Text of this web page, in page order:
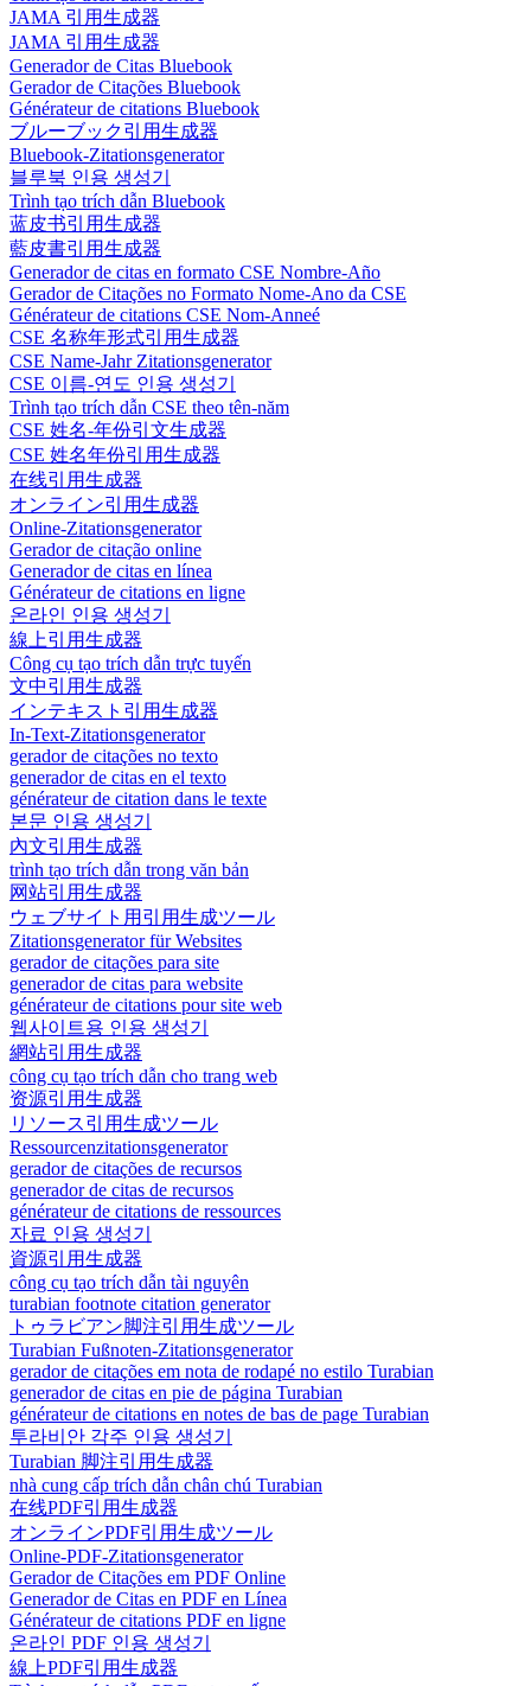
JAMA 引用生成器
JAMA 引用生成器
Generador de Citas Bluebook
Gerador de Citações Bluebook
Générateur de citations Bluebook
ブルーブック引用生成器
Bluebook-Zitationsgenerator
블루북 인용 생성기
Trình tạo trích dẫn Bluebook
蓝皮书引用生成器
藍皮書引用生成器
Generador de citas en formato CSE Nombre-Año
Gerador de Citações no Formato Nome-Ano da CSE
Générateur de citations CSE Nom-Anneé
CSE 名称年形式引用生成器
CSE Name-Jahr Zitationsgenerator
CSE 이름-연도 인용 생성기
Trình tạo trích dẫn CSE theo tên-năm
CSE 姓名-年份引文生成器
CSE 姓名年份引用生成器
在线引用生成器
オンライン引用生成器
Online-Zitationsgenerator
Gerador de citação online
Generador de citas en línea
Générateur de citations en ligne
온라인 인용 생성기
線上引用生成器
Công cụ tạo trích dẫn trực tuyến
文中引用生成器
インテキスト引用生成器
In-Text-Zitationsgenerator
gerador de citações no texto
generador de citas en el texto
générateur de citation dans le texte
본문 인용 생성기
內文引用生成器
trình tạo trích dẫn trong văn bản
网站引用生成器
ウェブサイト用引用生成ツール
Zitationsgenerator für Websites
gerador de citações para site
generador de citas para website
générateur de citations pour site web
웹사이트용 인용 생성기
網站引用生成器
công cụ tạo trích dẫn cho trang web
资源引用生成器
リソース引用生成ツール
Ressourcenzitationsgenerator
gerador de citações de recursos
generador de citas de recursos
générateur de citations de ressources
자료 인용 생성기
資源引用生成器
công cụ tạo trích dẫn tài nguyên
turabian footnote citation generator
トゥラビアン脚注引用生成ツール
Turabian Fußnoten-Zitationsgenerator
gerador de citações em nota de rodapé no estilo Turabian
generador de citas en pie de página Turabian
générateur de citations en notes de bas de page Turabian
투라비안 각주 인용 생성기
Turabian 脚注引用生成器
nhà cung cấp trích dẫn chân chú Turabian
在线PDF引用生成器
オンラインPDF引用生成ツール
Online-PDF-Zitationsgenerator
Gerador de Citações em PDF Online
Generador de Citas en PDF en Línea
Générateur de citations PDF en ligne
온라인 PDF 인용 생성기
線上PDF引用生成器